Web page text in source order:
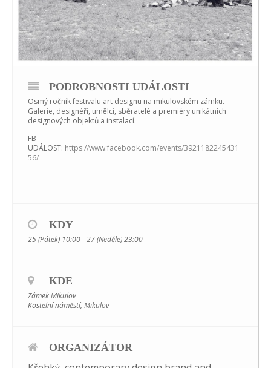
PODROBNOSTI UDÁLOSTI
Osmý ročník festivalu art designu na mikulovském zámku.
Galerie, designéři, umělci, sběratelé a premiéry unikátních
designových objektů a instalací.
FB
UDÁLOST: https://www.facebook.com/events/3921182245431
56/
KDY
25 (Pátek) 10:00 - 27 (Neděle) 23:00
KDE
Zámek Mikulov
Kostelní náměstí, Mikulov
ORGANIZÁTOR